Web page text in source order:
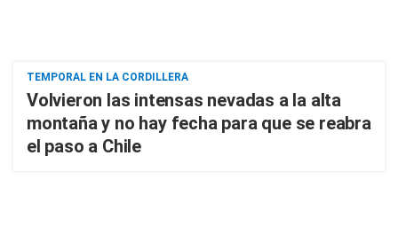
TEMPORAL EN LA CORDILLERA
Volvieron las intensas nevadas a la alta
montaña y no hay fecha para que se reabra
el paso a Chile